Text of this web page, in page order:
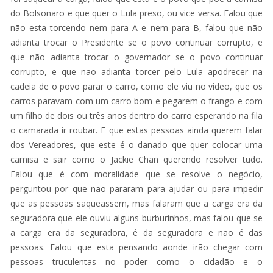
do Bolsonaro e que quer o Lula preso, ou vice versa. Falou que
não esta torcendo nem para A e nem para B, falou que não
adianta trocar o Presidente se o povo continuar corrupto, e
que não adianta trocar o governador se o povo continuar
corrupto, e que não adianta torcer pelo Lula apodrecer na
cadeia de o povo parar o carro, como ele viu no vídeo, que os
carros paravam com um carro bom e pegarem o frango e com
um filho de dois ou três anos dentro do carro esperando na fila
o camarada ir roubar. E que estas pessoas ainda querem falar
dos Vereadores, que este é o danado que quer colocar uma
camisa e sair como o Jackie Chan querendo resolver tudo.
Falou que é com moralidade que se resolve o negócio,
perguntou por que não pararam para ajudar ou para impedir
que as pessoas saqueassem, mas falaram que a carga era da
seguradora que ele ouviu alguns burburinhos, mas falou que se
a carga era da seguradora, é da seguradora e não é das
pessoas. Falou que esta pensando aonde irão chegar com
pessoas truculentas no poder como o cidadão e o